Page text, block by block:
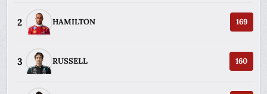
2 HAMILTON 169
3 RUSSELL 160